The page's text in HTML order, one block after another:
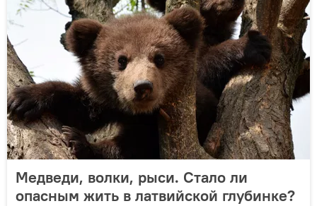
Медведи, волки, рыси. Стало ли
опасным жить в латвийской глубинке?